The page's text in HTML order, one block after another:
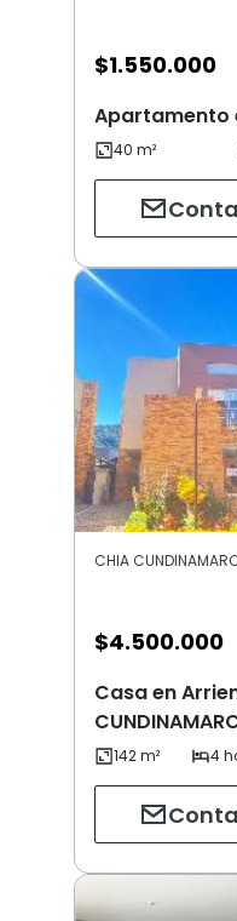
$1.550.000
Apartamento
CHIA
$4.500.000
Casa en